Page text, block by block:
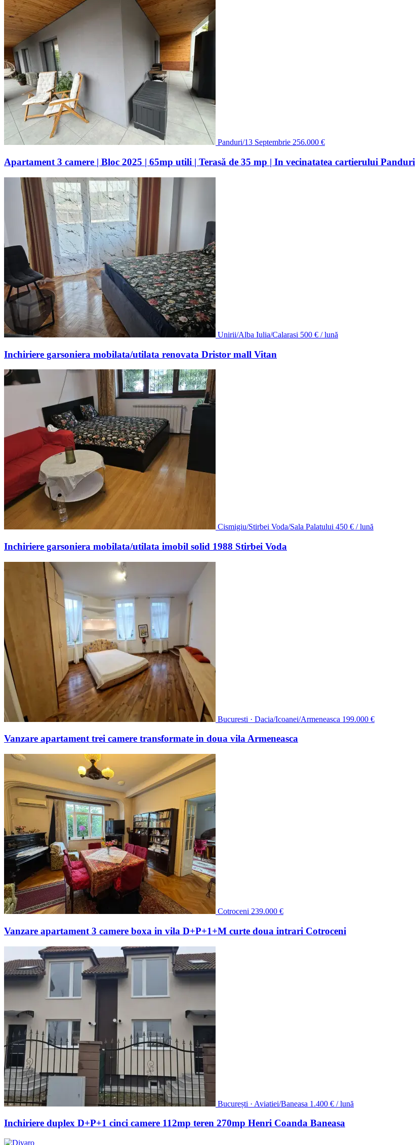
Panduri/13 Septembrie 256.000 €
Apartament 3 camere | Bloc 2025 | 65mp utili | Terasă de 35 mp | In vecinatatea cartierului Panduri
Unirii/Alba Iulia/Calarasi 500 € / lună
Inchiriere garsoniera mobilata/utilata renovata Dristor mall Vitan
Cismigiu/Stirbei Voda/Sala Palatului 450 € / lună
Inchiriere garsoniera mobilata/utilata imobil solid 1988 Stirbei Voda
Bucuresti · Dacia/Icoanei/Armeneasca 199.000 €
Vanzare apartament trei camere transformate in doua vila Armeneasca
Cotroceni 239.000 €
Vanzare apartament 3 camere boxa in vila D+P+1+M curte doua intrari Cotroceni
București · Aviatiei/Baneasa 1.400 € / lună
Inchiriere duplex D+P+1 cinci camere 112mp teren 270mp Henri Coanda Baneasa